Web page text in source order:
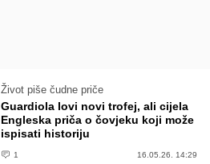
Život piše čudne priče
Guardiola lovi novi trofej, ali cijela
Engleska priča o čovjeku koji može
ispisati historiju
1 16.05.26. 14:29